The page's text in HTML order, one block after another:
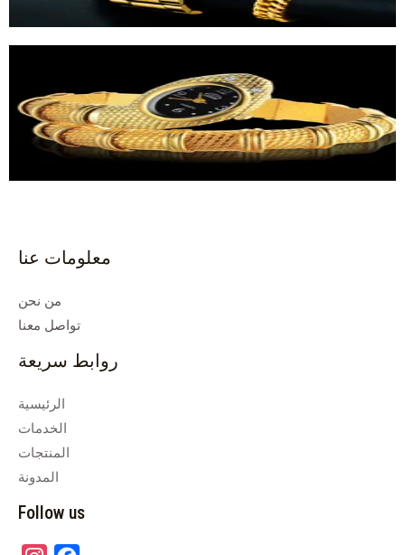
معلومات عنا
من نحن
تواصل معنا
روابط سريعة
الرئيسية
الخدمات
المنتجات
المدونة
Follow us